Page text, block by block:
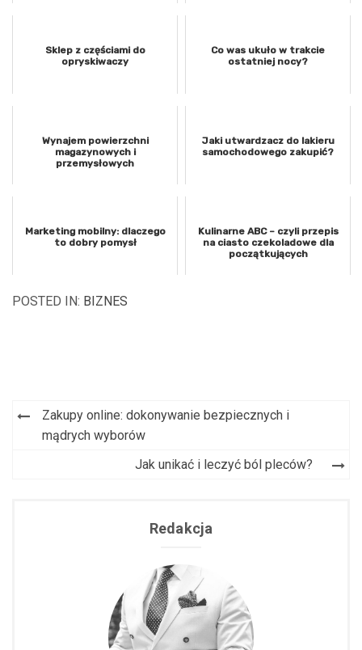
Sklep z częściami do
opryskiwaczy
Co was ukuło w trakcie
ostatniej nocy?
Wynajem powierzchni
magazynowych i
przemysłowych
Jaki utwardzacz do lakieru
samochodowego zakupić?
Marketing mobilny: dlaczego
to dobry pomysł
Kulinarne ABC – czyli przepis
na ciasto czekoladowe dla
początkujących
POSTED IN: BIZNES
Nawigacja
Zakupy online: dokonywanie bezpiecznych i
mądrych wyborów
Jak unikać i leczyć ból pleców?
Redakcja